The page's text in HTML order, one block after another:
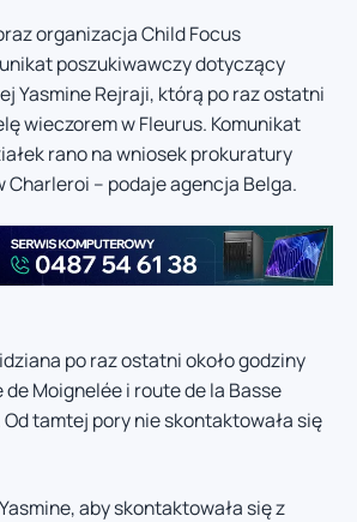
organizacja Child Focus
poszukiwawczy dotyczący
Yasmine Rejraji, którą po raz ostatni
wieczorem w Fleurus. Komunikat
rano na wniosek prokuratury
Charleroi – podaje agencja Belga.
po raz ostatni około godziny
de Moignelée i route de la Basse
tamtej pory nie skontaktowała się
aby skontaktowała się z